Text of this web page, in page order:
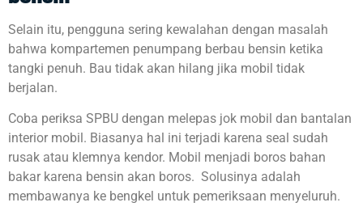
Selain itu, pengguna sering kewalahan dengan masalah
bahwa kompartemen penumpang berbau bensin ketika
tangki penuh. Bau tidak akan hilang jika mobil tidak
berjalan.
Coba periksa SPBU dengan melepas jok mobil dan bantalan
interior mobil. Biasanya hal ini terjadi karena seal sudah
rusak atau klemnya kendor. Mobil menjadi boros bahan
bakar karena bensin akan boros. Solusinya adalah
membawanya ke bengkel untuk pemeriksaan menyeluruh.